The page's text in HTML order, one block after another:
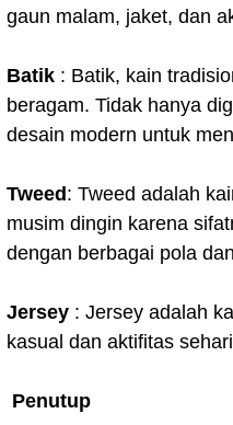
gaun malam, jaket, dan
Batik : Batik, kain
beragam. Tidak hanya
desain modern untuk
Tweed: Tweed adalah
musim dingin karena
dengan berbagai pola
Jersey : Jersey adalah
kasual dan aktifitas
Penutup